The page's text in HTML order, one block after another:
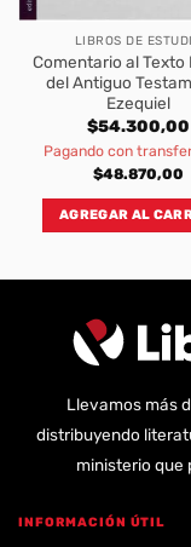
LIBROS DE
Comentario al Texto
del Antiguo
Ezequiel
$54.300,00
Pagando con
$48.870,00
AGREGAR AL
Llevamos más
distribuyendo
ministerio que
INFORMACIÓN ÚTIL